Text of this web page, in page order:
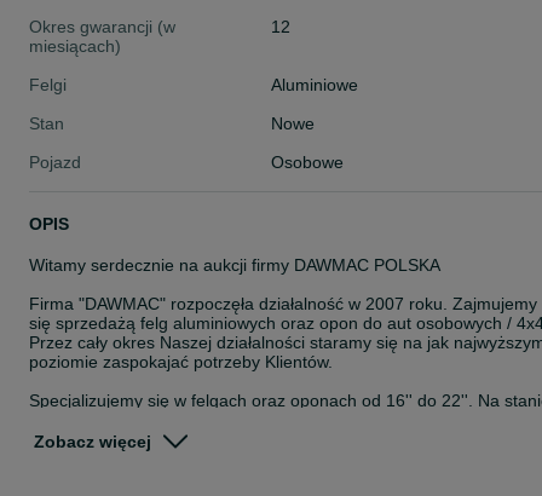
Okres gwarancji (w
miesiącach)
12
Felgi
Aluminiowe
Stan
Nowe
Pojazd
Osobowe
OPIS
Witamy serdecznie na aukcji firmy DAWMAC POLSKA
Firma "DAWMAC" rozpoczęła działalność w 2007 roku. Zajmujemy
się sprzedażą felg aluminiowych oraz opon do aut osobowych /
Przez cały okres Naszej działalności staramy się na jak
poziomie zaspokajać potrzeby Klientów.
Specjalizujemy się w felgach oraz oponach od 16'' do 22''. Na
przedstawicielem takich Firm jak: ISPIRI, OEMS, VEEMANN,
Zobacz więcej